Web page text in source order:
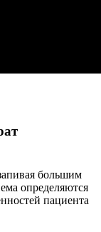
большим
определяются
пациента